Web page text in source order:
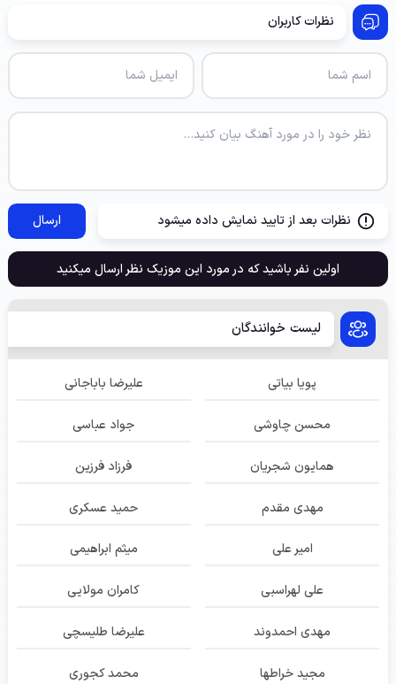
نظرات کاربران
نظرات بعد از تایید نمایش داده میشود ارسال
اولین نفر باشید که در مورد این موزیک نظر ارسال میکنید
لیست خوانندگان
پویا بیاتی علیرضا باباجانی
محسن چاوشی جواد عباسی
همایون شجریان فرزاد فرزین
مهدی مقدم حمید عسکری
امیر علی میثم ابراهیمی
علی لهراسبی کامران مولایی
مهدی احمدوند علیرضا طلیسچی
مجید خراطها محمد کجوری